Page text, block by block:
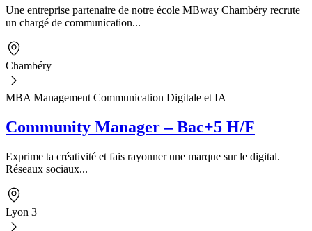
Une entreprise partenaire de notre école MBway Chambéry recrute
un chargé de communication...
Chambéry
MBA Management Communication Digitale et IA
Community Manager – Bac+5 H/F
Exprime ta créativité et fais rayonner une marque sur le digital.
Réseaux sociaux...
Lyon 3